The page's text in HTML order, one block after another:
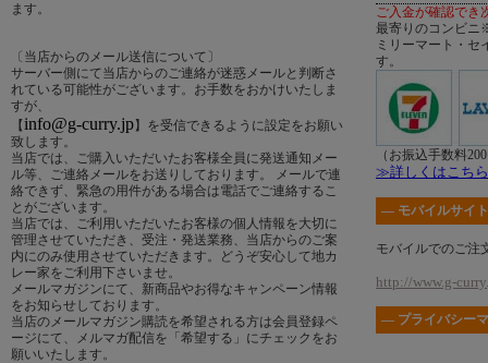
ます。
〔当店からのメール送信について〕
サーバー側にて当店からのご連絡が迷惑メールと判断さ
れている可能性がございます。お手数をおかけいたしま
すが、
【 info@g-curry.jp】を受信できるように設定をお願い
致します。
当店では、ご購入いただいたお客様全員に発送通知メー
ル等、ご連絡メールをお送りしております。 メールで連
絡できず、緊急の用件がある場合は電話でご連絡するこ
とがございます。
当店では、ご利用いただいたお客様の個人情報を大切に
管理させていただき、受注・発送業務、当店からのご案
内にのみ使用させていただきます。どうぞ安心して地カ
レー家をご利用下さいませ。
メールマガジンにて、新商品やお得なキャンペーン情報
をお知らせしております。
当店のメールマガジン購読を希望される方は会員登録ペ
ージにて、メルマガ配信を「希望する」にチェックをお
願いいたします。
ご入金が確認でき
最寄りのコンビニ
ミリーマート・セ
す。
（お振込手数料
≫詳しくはこち
― モバイルサイ
モバイルでのご注
http://www.g-
― プライバシー